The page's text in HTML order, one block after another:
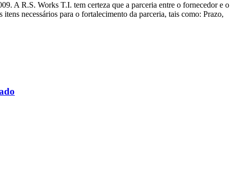
A R.S. Works T.I. tem certeza que a parceria entre o fornecedor e o
necessários para o fortalecimento da parceria, tais como: Prazo,